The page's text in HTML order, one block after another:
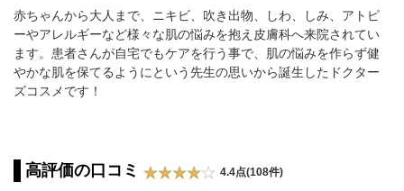
赤ちゃんから大人まで、ニキビ、吹き出物、しわ、しみ、アトピ
ーやアレルギーなど様々な肌の悩みを抱え皮膚科へ来院されてい
ます。患者さんが自宅でもケアを行う事で、肌の悩みを作らず健
やかな肌を保てるようにという先生の思いから誕生したドクター
ズコスメです！
高評価の口コミ 4.4点(108件)